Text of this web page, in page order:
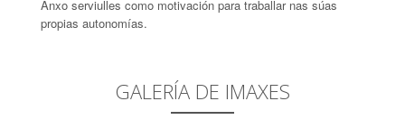
Anxo serviulles como motivación para traballar nas súas
propias autonomías.
GALERÍA DE IMAXES